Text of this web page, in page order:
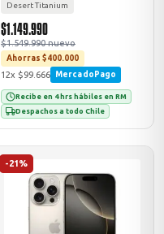
Desert Titanium
$1.149.990
$1.549.990 nuevo
Ahorras $400.000
12x $99.666 MercadoPago
Recibe en 4 hrs hábiles en RM
Despachos a todo Chile
-21%